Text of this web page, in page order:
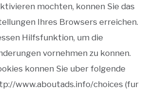
mochten, konnen Sie das
Ihres Browsers erreichen.
Hilfsfunktion, um die
vornehmen zu konnen.
konnen Sie uber folgende
www.aboutads.info/choices (fur